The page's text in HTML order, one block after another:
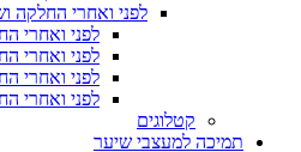
לפני ואחרי החלקה
לפני ואחרי
לפני ואחרי
לפני ואחרי
לפני ואחרי
קטלוגים
תמיכה למעצבי שיער